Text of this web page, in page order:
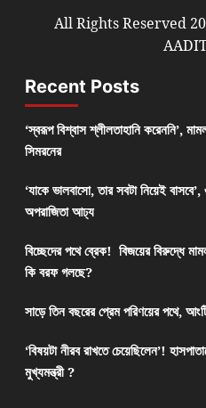
All Rights Reserved
Recent Posts
‘স্বরূপ বিশ্বাস শ্লীলতাহানি করেননি’,
সিমরনের
‘যাকে ভালবাসো, তার সবটা নিয়েই
অপরাজিতা আঢ্য
বিচ্ছেদের পথে ব্রেক! বিজয়ের বিরুদ্ধে
কি বরফ গলছে?
সাড়ে তিন বছরের প্রেম পরিণয়ের পথে,
‘বিষয়টা নীরব রাখতে চেয়েছিলেন’!
মুখ্যমন্ত্রী ?